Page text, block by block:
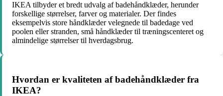
IKEA tilbyder et bredt udvalg af badehåndklæder, herunder
forskellige størrelser, farver og materialer. Der findes
eksempelvis store håndklæder velegnede til badedage ved
poolen eller stranden, små håndklæder til træningscenteret og
almindelige størrelser til hverdagsbrug.
Hvordan er kvaliteten af badehåndklæder fra
IKEA?